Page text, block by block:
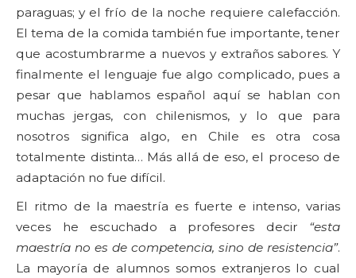
paraguas; y el frío de la noche requiere calefacción.
El tema de la comida también fue importante, tener
que acostumbrarme a nuevos y extraños sabores. Y
finalmente el lenguaje fue algo complicado, pues a
pesar que hablamos español aquí se hablan con
muchas jergas, con chilenismos, y lo que para
nosotros significa algo, en Chile es otra cosa
totalmente distinta… Más allá de eso, el proceso de
adaptación no fue difícil.
El ritmo de la maestría es fuerte e intenso, varias
veces he escuchado a profesores decir “esta
maestría no es de competencia, sino de resistencia”.
La mayoría de alumnos somos extranjeros lo cual